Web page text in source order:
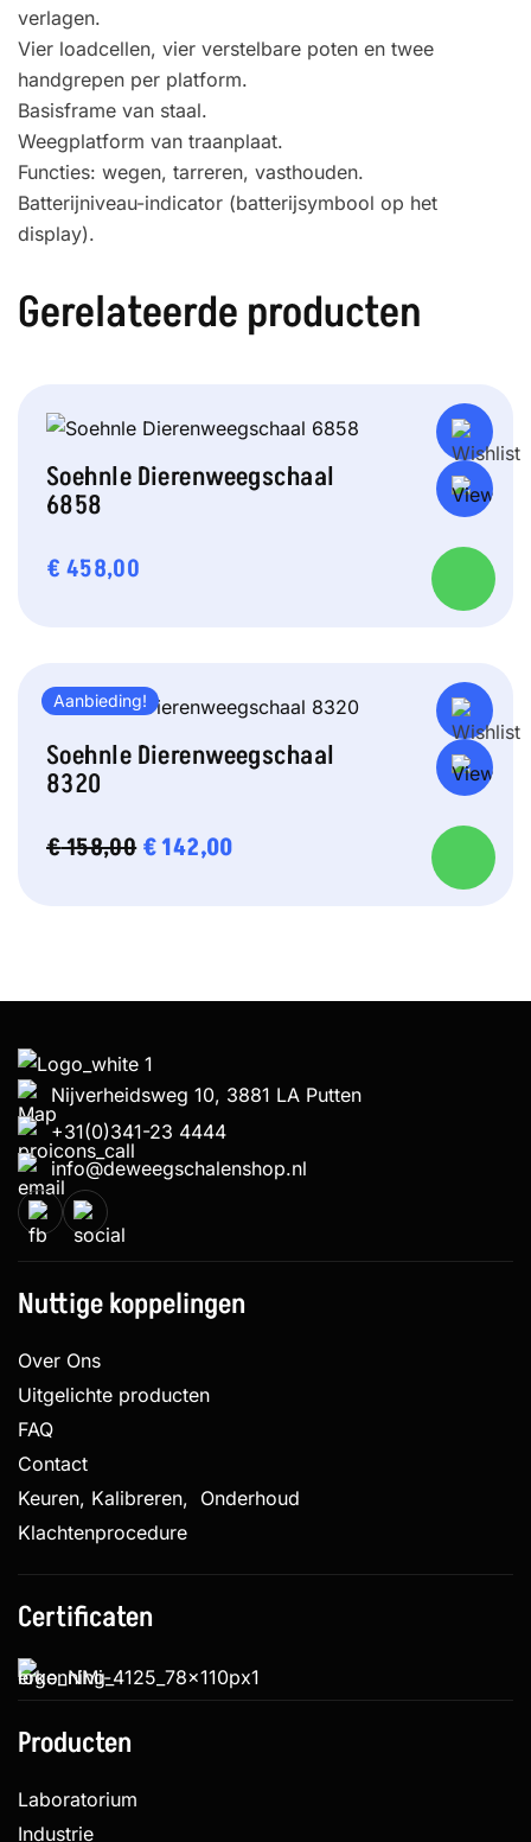
verlagen.
Vier loadcellen, vier verstelbare poten en twee
handgrepen per platform.
Basisframe van staal.
Weegplatform van traanplaat.
Functies: wegen, tarreren, vasthouden.
Batterijniveau-indicator (batterijsymbool op het
display).
Gerelateerde producten
Soehnle Dierenweegschaal
6858
€ 458,00
Aanbieding!
Soehnle Dierenweegschaal
8320
€158,00 OORSPRONKELIJKE
€142,00HUIDIGE
Nijverheidsweg 10, 3881 LA Putten
+31(0)341-23 4444
info@deweegschalenshop.nl
Nuttige koppelingen
Over Ons
Uitgelichte producten
FAQ
Contact
Keuren, Kalibreren, Onderhoud
Klachtenprocedure
Certificaten
Producten
Laboratorium
Industrie